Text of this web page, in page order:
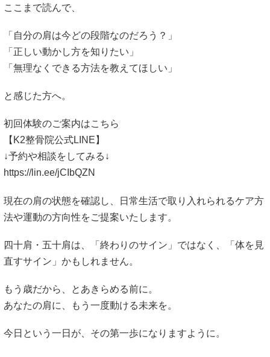
ここまで読んで、
「自分の肩は今どの段階なのだろう？」
「正しい動かし方を知りたい」
「無理なくできる方法を教えてほしい」
と感じた方へ。
初回体験のご案内はこちら
【K2整骨院公式LINE】
↓予約や相談をしてみる↓
https://lin.ee/jCIbQZN
現在の肩の状態を確認し、日常生活で取り入れられるケア方
法や運動の方向性をご提案いたします。
四十肩・五十肩は、「終わりのサイン」ではなく、「体を見
直すサイン」かもしれません。
もう歳だから、とあきらめる前に。
あなたの肩に、もう一度動ける未来を。
今日という一日が、その第一歩になりますように。